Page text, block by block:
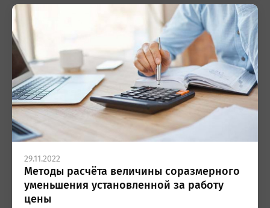
29.11.2022
Методы расчёта величины соразмерного
уменьшения установленной за работу
цены